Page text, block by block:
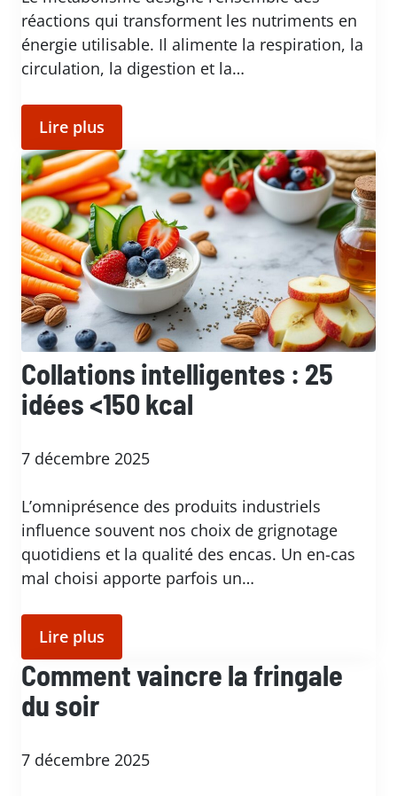
réactions qui transforment les nutriments en
énergie utilisable. Il alimente la respiration, la
circulation, la digestion et la…
Lire plus
Collations intelligentes : 25
idées <150 kcal
7 décembre 2025
L’omniprésence des produits industriels
influence souvent nos choix de grignotage
quotidiens et la qualité des encas. Un en-cas
mal choisi apporte parfois un…
Lire plus
Comment vaincre la fringale
du soir
7 décembre 2025